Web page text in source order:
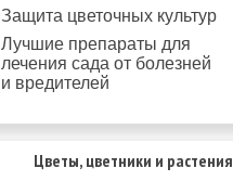
Защита цветочных культур
Лучшие препараты для
лечения сада от болезней
и вредителей
Цветы, цветники и растения